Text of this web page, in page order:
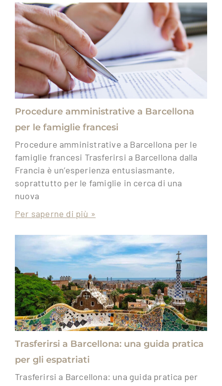
Procedure amministrative a Barcellona
per le famiglie francesi
Procedure amministrative a Barcellona per le
famiglie francesi Trasferirsi a Barcellona dalla
Francia è un’esperienza entusiasmante,
soprattutto per le famiglie in cerca di una
nuova
Per saperne di più »
Trasferirsi a Barcellona: una guida pratica
per gli espatriati
Trasferirsi a Barcellona: una guida pratica per